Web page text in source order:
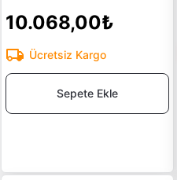
10.068,00₺
Ücretsiz Kargo
Sepete Ekle